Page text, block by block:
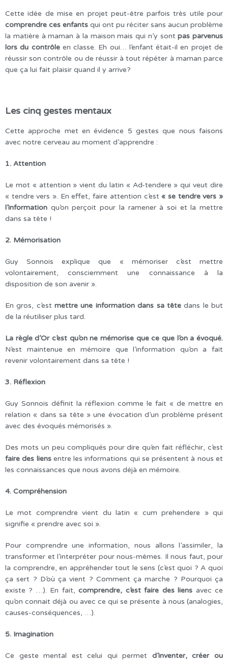
Cette idée de mise en projet peut-être parfois très utile pour
comprendre ces enfants qui ont pu réciter sans aucun problème
la matière à maman à la maison mais qui n’y sontpas parvenus
lors du contrôle en classe. Eh oui… l’enfant était-il en projet de
réussir son contrôle ou de réussir à tout répéter à maman parce
que ça lui fait plaisir quand il y arrive?
Les cinq gestes mentaux
Cette approche met en évidence 5 gestes que nous faisons
avec notre cerveau au moment d’apprendre :
1. Attention
Le mot « attention » vient du latin « Ad-tendere » qui veut dire
« tendre vers ». En effet, faire attention c’est« se tendre vers »
l’information qu’on perçoit pour la ramener à soi et la mettre
dans sa tête !
2. Mémorisation
Guy Sonnois explique que « mémoriser c’est mettre
volontairement, consciemment une connaissance à la
disposition de son avenir ».
En gros, c’estmettre une information dans sa têtedans le but
de la réutiliser plus tard.
La règle d’Or c’est qu’on ne mémorise que ce que l’on a évoqué.
N’est maintenue en mémoire que l’information qu’on a fait
revenir volontairement dans sa tête !
3. Réflexion
Guy Sonnois définit la réflexion comme le fait « de mettre en
relation « dans sa tête » une évocation d’un problème présent
avec des évoqués mémorisés ».
Des mots un peu compliqués pour dire qu’en fait réfléchir, c’est
faire des liensentre les informations qui se présentent à nous et
les connaissances que nous avons déjà en mémoire.
4. Compréhension
Le mot comprendre vient du latin « cum prehendere » qui
signifie « prendre avec soi ».
Pour comprendre une information, nous allons l’assimiler, la
transformer et l’interpréter pour nous-mêmes. Il nous faut, pour
la comprendre, en appréhender tout le sens (c’est quoi ? A quoi
ça sert ? D’où ça vient ? Comment ça marche ? Pourquoi ça
existe ? …). En fait,comprendre, c’est faire des liens avec ce
qu’on connait déjà ou avec ce qui se présente à nous (analogies,
causes-conséquences, …).
5. Imagination
Ce geste mental est celui qui permet d’inventer, créer ou